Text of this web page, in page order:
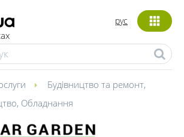
рус
Будівництво та ремонт,
, Обладнання